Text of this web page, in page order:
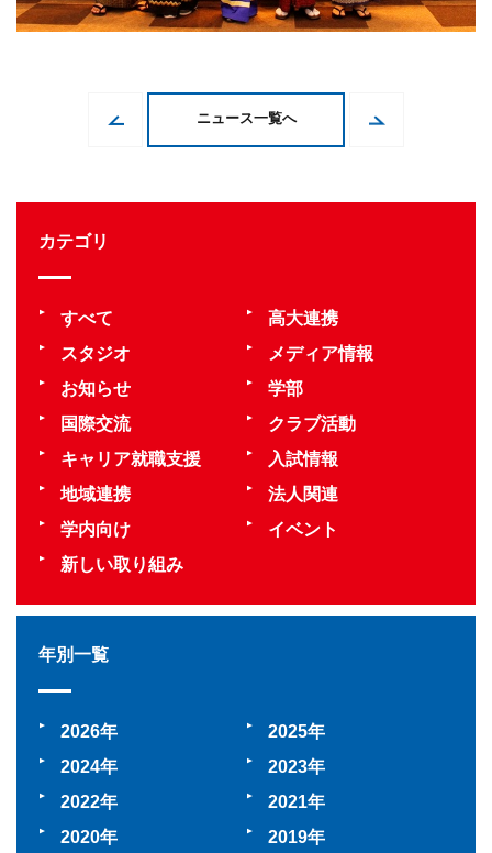
ニュース一覧へ
カテゴリ
すべて
高大連携
スタジオ
メディア情報
お知らせ
学部
国際交流
クラブ活動
キャリア就職支援
入試情報
地域連携
法人関連
学内向け
イベント
新しい取り組み
年別一覧
2026
2025
2024
2023
2022
2021
2020
2019